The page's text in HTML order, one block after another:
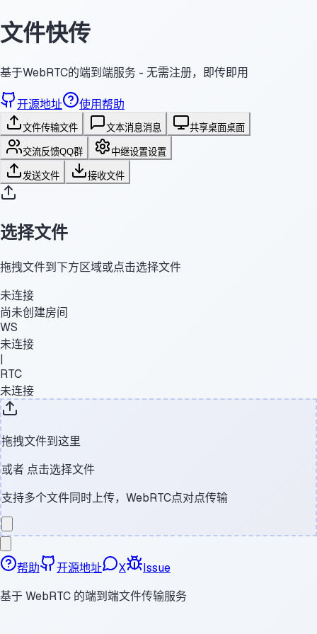
文件快传
基于WebRTC的端到端服务 - 无需注册，即传即用
开源地址 使用帮助
文件传输文件 文本消息消息 共享桌面桌面
交流反馈QQ群 中继设置设置
发送文件 接收文件
选择文件
拖拽文件到下方区域或点击选择文件
未连接
尚未创建房间
WS
未连接
|
RTC
未连接
拖拽文件到这里
或者 点击选择文件
支持多个文件同时上传，WebRTC点对点传输
帮助 开源地址 X
Issue
基于 WebRTC 的端到端文件传输服务